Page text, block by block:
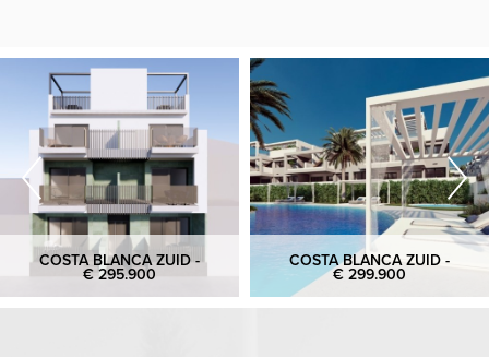
COSTA BLANCA ZUID -
€ 295.900
COSTA BLANCA ZUID -
€ 299.900